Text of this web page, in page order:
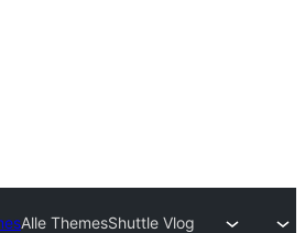
Alle ThemesShuttle Vlog